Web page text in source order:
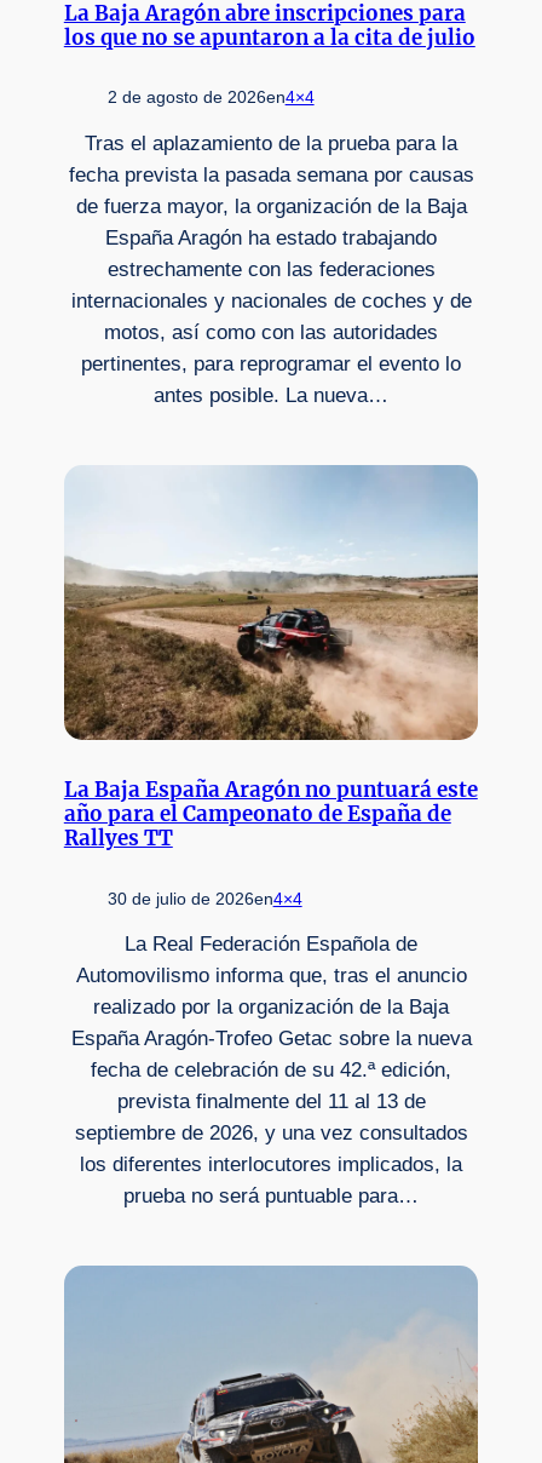
La Baja Aragón abre inscripciones para
los que no se apuntaron a la cita de julio
2 de agosto de 2026en4×4
Tras el aplazamiento de la prueba para la
fecha prevista la pasada semana por causas
de fuerza mayor, la organización de la Baja
España Aragón ha estado trabajando
estrechamente con las federaciones
internacionales y nacionales de coches y de
motos, así como con las autoridades
pertinentes, para reprogramar el evento lo
antes posible. La nueva…
La Baja España Aragón no puntuará este
año para el Campeonato de España de
Rallyes TT
30 de julio de 2026en4×4
La Real Federación Española de
Automovilismo informa que, tras el anuncio
realizado por la organización de la Baja
España Aragón-Trofeo Getac sobre la nueva
fecha de celebración de su 42.ª edición,
prevista finalmente del 11 al 13 de
septiembre de 2026, y una vez consultados
los diferentes interlocutores implicados, la
prueba no será puntuable para…